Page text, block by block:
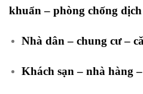
khuẩn – phòng chống
Nhà dân – chung cư –
Khách sạn – nhà hàng